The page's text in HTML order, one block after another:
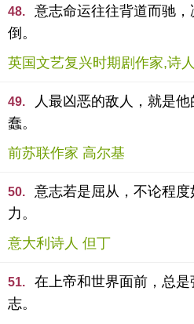
48.
意志命运往往背道而驰
倒。
英国文艺复兴时期剧作家,诗
49.
人最凶恶的敌人，就是
蠢。
前苏联作家 高尔基
50.
意志若是屈从，不论程
力。
意大利诗人 但丁
51.
在上帝和世界面前，总
志。